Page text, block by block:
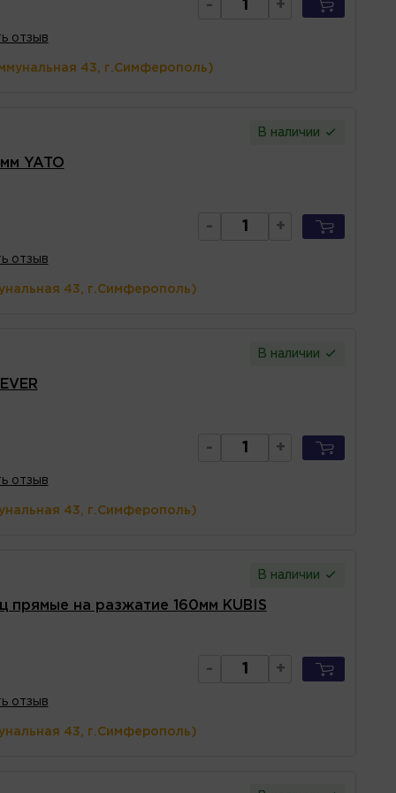
- +
отзыв
43, г.Симферополь)
В наличии
YATO
- +
отзыв
43, г.Симферополь)
В наличии
- +
отзыв
43, г.Симферополь)
В наличии
прямые на разжатие 160мм KUBIS
- +
отзыв
43, г.Симферополь)